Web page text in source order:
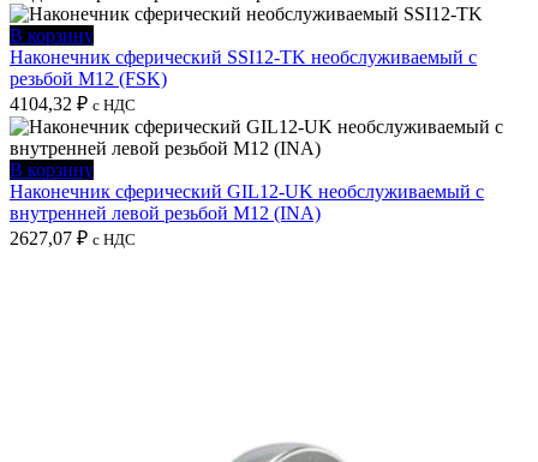
В корзину
Наконечник сферический SSI12-TK необслуживаемый с
резьбой M12 (FSK)
4104,32 ₽ с НДС
В корзину
Наконечник сферический GIL12-UK необслуживаемый с
внутренней левой резьбой M12 (INA)
2627,07 ₽ с НДС